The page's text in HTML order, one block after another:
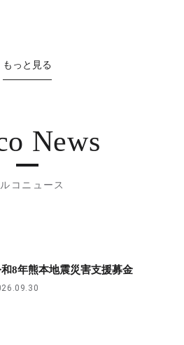
もっと見る
News
コニュース
8年熊本地震災害支援募金